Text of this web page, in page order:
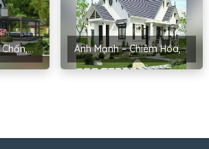
Anh Đương – Văn Chấn, Yên Bái Anh Mạnh – Chiêm Hóa, Tuyên Quang